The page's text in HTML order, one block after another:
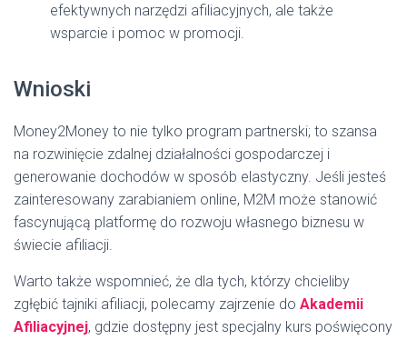
efektywnych narzędzi afiliacyjnych, ale także
wsparcie i pomoc w promocji.
Wnioski
Money2Money to nie tylko program partnerski; to szansa
na rozwinięcie zdalnej działalności gospodarczej i
generowanie dochodów w sposób elastyczny. Jeśli jesteś
zainteresowany zarabianiem online, M2M może stanowić
fascynującą platformę do rozwoju własnego biznesu w
świecie afiliacji.
Warto także wspomnieć, że dla tych, którzy chcieliby
zgłębić tajniki afiliacji, polecamy zajrzenie do Akademii
Afiliacyjnej, gdzie dostępny jest specjalny kurs poświęcony